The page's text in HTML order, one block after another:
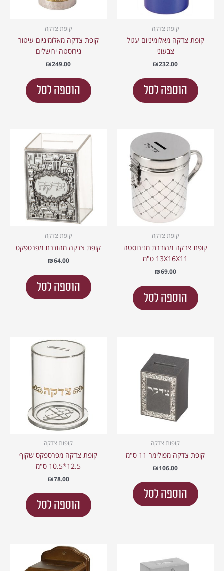
קופת צדקה
קופת צדקה מאלומיניום עגול
צבעוני
₪232.00
הוספה לסל
קופת צדקה
קופת צדקה מאלומיניום עיטור
נירוסטה ירושלים
₪249.00
הוספה לסל
קופת צדקה
קופת צדקה מהודרת מנירוסטה
13X16X11 ס"מ
₪69.00
הוספה לסל
קופת צדקה
קופת צדקה מהודרת מפרספקס
₪64.00
הוספה לסל
קופות צדקה
קופת צדקה מפולימר 11 ס"מ
₪106.00
הוספה לסל
קופות צדקה
קופת צדקה מפרספקס שקוף
12.5*10.5 ס"מ
₪78.00
הוספה לסל